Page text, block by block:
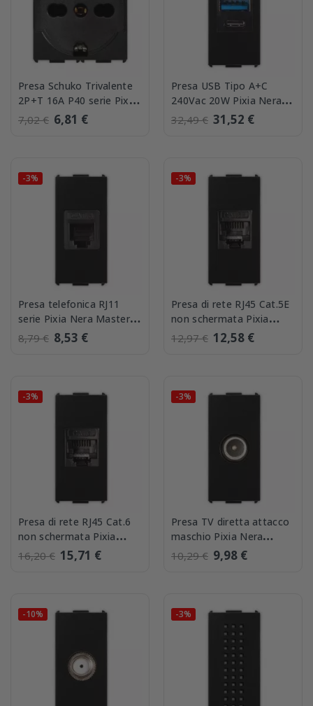
Presa Schuko Trivalente
2P+T 16A P40 serie Pixia
Nera Master 14170
7,02 € 6,81 €
Presa USB Tipo A+C
240Vac 20W Pixia Nera
Master 14212AC
32,49 € 31,52 €
-3%
Presa telefonica RJ11
serie Pixia Nera Master
14216
8,79 € 8,53 €
-3%
Presa di rete RJ45 Cat.5E
non schermata Pixia
Nera Master 14218
12,97 € 12,58 €
-3%
Presa di rete RJ45 Cat.6
non schermata Pixia
Nera Master 14220
16,20 € 15,71 €
-3%
Presa TV diretta attacco
maschio Pixia Nera
Master 14270-D
10,29 € 9,98 €
-10% -3%